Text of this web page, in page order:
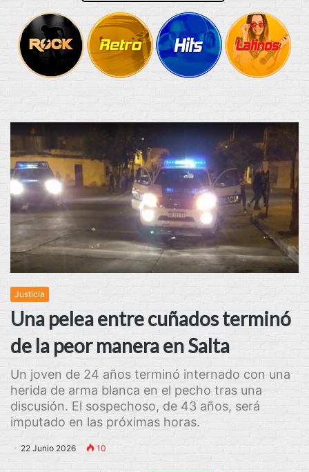
Justicia
Una pelea entre cuñados terminó
de la peor manera en Salta
Un joven de 24 años terminó internado con una
herida de arma blanca en el pecho tras una
discusión. El sospechoso, de 43 años, será
imputado en las próximas horas.
22 Junio 2026 10